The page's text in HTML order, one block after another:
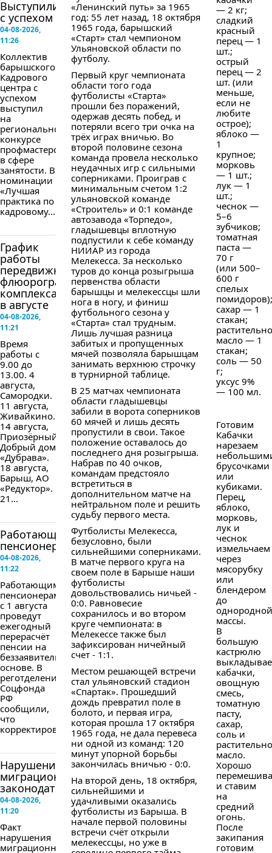
Выступили
с успехом
04-08-2026,
11:26
Коллектив
барышского
Кадрового
центра с
успехом
выступил
на
региональном
конкурсе
профмастерства
в сфере
занятости. В
номинации
«Лучшая
практика по
кадровому...
График
работы
передвижного
флюорографического
комплекса
в августе
04-08-2026,
11:21
Время
работы с
9.00 до
13.00. 4
августа,
Самородки.
11 августа,
Живайкино.
14 августа,
Приозёрный,
Добрый дом
«Дубрава».
18 августа,
Барыш, АО
«Редуктор».
21...
Работающим
пенсионерам...
04-08-2026,
11:22
Работающим
пенсионерам
с 1 августа
проведут
ежегодный
перерасчёт
пенсии на
беззаявительной
основе. В
реготделении
Соцфонда
РФ
сообщили,
что
корректировка...
Нарушение
миграционного
законодательства
04-08-2026,
11:20
Факт
нарушения
миграционного
«Ленинский путь» за 1965
год: 55 лет назад, 18 октября
1965 года, барышский
«Старт» стал чемпионом
Ульяновской области по
футболу.
Первый круг чемпионата
области того года
футболисты «Старта»
прошли без поражений,
одержав десять побед, и
потеряли всего три очка на
трёх играх вничью. Во
второй половине сезона
команда провела несколько
неудачных игр с сильными
соперниками. Проиграв с
минимальным счетом 1:2
ульяновской команде
«Строитель» и 0:1 команде
автозавода «Торпедо»,
гладышевцы вплотную
подпустили к себе команду
НИИАР из города
Мелекесса. За несколько
туров до конца розыгрыша
первенства области
барышцы и мелекессцы шли
нога в ногу, и финиш
футбольного сезона у
«Старта» стал трудным.
Лишь лучшая разница
забитых и пропущенных
мячей позволяла барышцам
занимать верхнюю строчку
в турнирной таблице.
В 25 матчах чемпионата
области гладышевцы
забили в ворота соперников
60 мячей и лишь десять
пропустили в свои. Такое
положение оставалось до
последнего дня розыгрыша.
Набрав по 40 очков,
командам предстояло
встретиться в
дополнительном матче на
нейтральном поле и решить
судьбу первого места.
Футболисты Мелекесса,
безусловно, были
сильнейшими соперниками.
В матче первого круга на
своем поле в Барыше наши
футболисты
довольствовались ничьей -
0:0. Равновесие
сохранилось и во втором
круге чемпионата: в
Мелекессе также был
зафиксирован ничейный
счет - 1:1.
Местом решающей встречи
стал ульяновский стадион
«Спартак». Прошедший
дождь превратил поле в
болото, и первая игра,
которая прошла 17 октября
1965 года, не дала перевеса
ни одной из команд: 120
минут упорной борьбы
закончилась вничью - 0:0.
На второй день, 18 октября,
сильнейшими и
удачливыми оказались
футболисты из Барыша. В
начале первой половины
встречи счёт открыли
мелекессцы, но уже в
— 2 кг;
сладкий
красный
перец — 1
шт.;
острый
перец — 2
шт. (или
меньше,
если не
любите
острое);
яблоко —
1
крупное;
морковь
— 1 шт.;
лук — 1
шт.;
чеснок —
5–6
зубчиков;
томатная
паста —
70 г
(или 500–
600 г
спелых
помидоров);
сахар — 1
стакан;
масло — 1
стакан;
соль — 50
г;
уксус 9%
— 100 мл.
Готовим
Кабачки
нарезаем
брусочками
или
кубиками.
Перец,
яблоко,
морковь,
лук и
чеснок
измельчаем
через
мясорубку
или
блендером
до
однородной
массы.
В
большую
кастрюлю
кабачки,
овощную
смесь,
томатную
пасту,
сахар,
соль и
масло.
Хорошо
и ставим
на
средний
огонь.
После
закипания
готовим